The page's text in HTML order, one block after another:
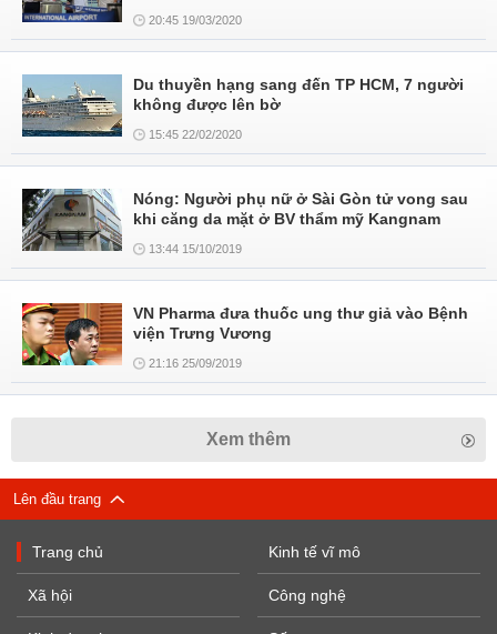
20:45 19/03/2020
Du thuyền hạng sang đến TP HCM, 7 người
không được lên bờ
15:45 22/02/2020
Nóng: Người phụ nữ ở Sài Gòn tử vong sau
khi căng da mặt ở BV thẩm mỹ Kangnam
13:44 15/10/2019
VN Pharma đưa thuốc ung thư giả vào Bệnh
viện Trưng Vương
21:16 25/09/2019
Xem thêm
Lên đầu trang
Trang chủ
Xã hội
Kinh tế vĩ mô
Công nghệ